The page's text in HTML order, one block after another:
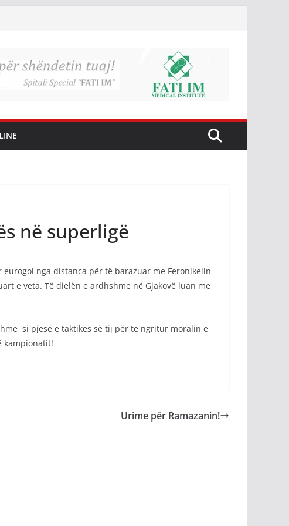
në superligë
nga distanca për të barazuar me Feronikelin
e veta. Të dielën e ardhshme në Gjakovë luan me
si pjesë e taktikës së tij për të ngritur moralin e
kampionatit!
Urime për Ramazanin!